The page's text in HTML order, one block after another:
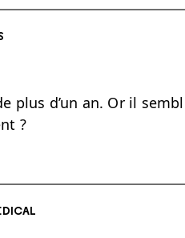
plus d’un an. Or il
?